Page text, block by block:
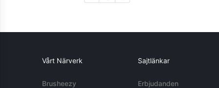
Vårt Närverk
Brusheezy
Sajtlänkar
Erbjudanden